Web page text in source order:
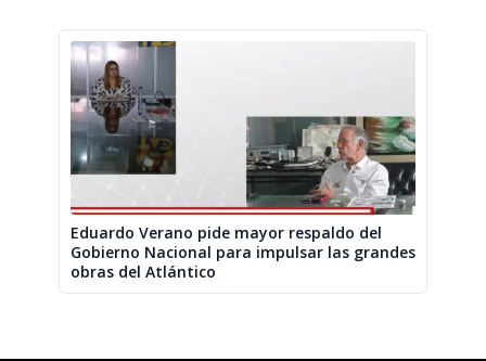
Eduardo Verano pide mayor respaldo del
Gobierno Nacional para impulsar las grandes
obras del Atlántico